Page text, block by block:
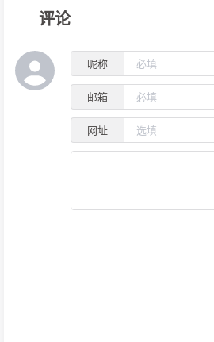
评论
昵称
邮箱
网址